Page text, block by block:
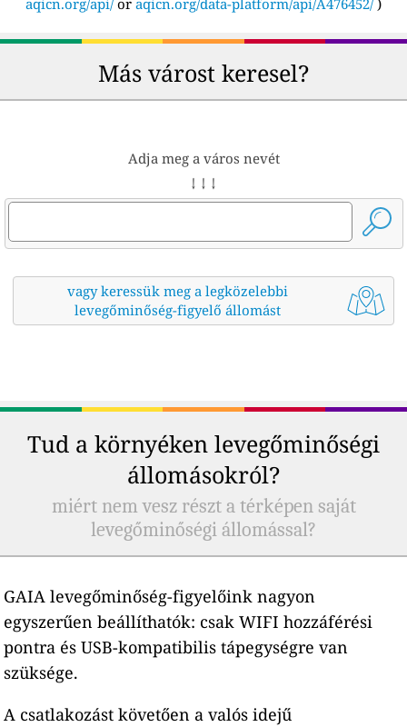
Más várost keresel?
Adja meg a város nevét
↓ ↓ ↓
vagy keressük meg a legközelebbi
levegőminőség-figyelő állomást
Tud a környéken levegőminőségi
állomásokról?
miért nem vesz részt a térképen saját
levegőminőségi állomással?
GAIA levegőminőség-figyelőink nagyon
egyszerűen beállíthatók: csak WIFI hozzáférési
pontra és USB-kompatibilis tápegységre van
szüksége.
A csatlakozást követően a valós idejű